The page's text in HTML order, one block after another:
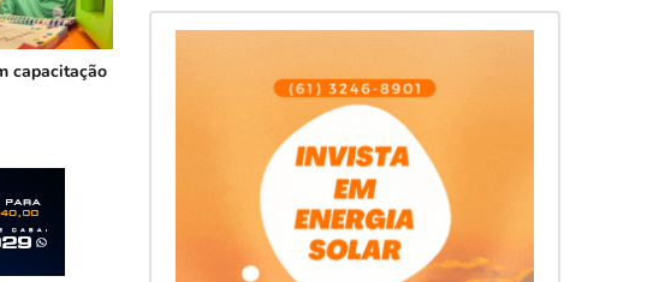
capacitação